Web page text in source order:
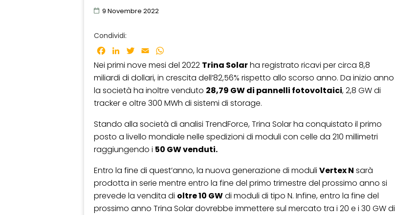
9 Novembre 2022
Condividi:
Facebook
LinkedInTwitter
Email
Nei primi nove mesi del 2022 Trina Solarha registrato ricavi per circa 8,8
miliardi di dollari, in crescita dell’82,56% rispetto allo scorso anno. Da inizio anno
la società ha inoltre venduto 28,79 GW di pannelli fotovoltaici, 2,8 GW di
tracker e oltre 300 MWh di sistemi di storage.
Stando alla società di analisi TrendForce, Trina Solar ha conquistato il primo
posto a livello mondiale nelle spedizioni di moduli con celle da 210 millimetri
raggiungendo i 50 GW venduti.
Entro la fine di quest’anno, la nuova generazione di moduli Vertex N sarà
prodotta in serie mentre entro la fine del primo trimestre del prossimo anno si
prevede la vendita di oltre 10 GWdi moduli di tipo N. Infine, entro la fine del
prossimo anno Trina Solar dovrebbe immettere sul mercato tra i 20 e i 30 GW di